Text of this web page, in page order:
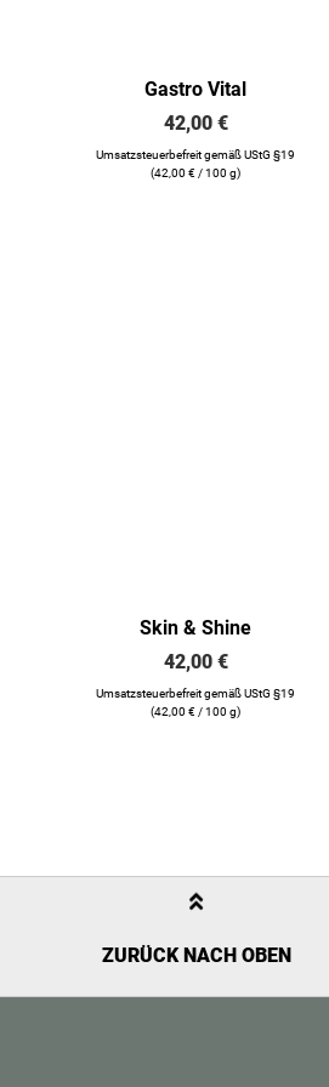
Gastro Vital
42,00 €
Umsatzsteuerbefreit gemäß UStG §19
(42,00€ / 100 g)
Skin & Shine
42,00 €
Umsatzsteuerbefreit gemäß UStG §19
(42,00€ / 100 g)
ZURÜCK NACH OBEN